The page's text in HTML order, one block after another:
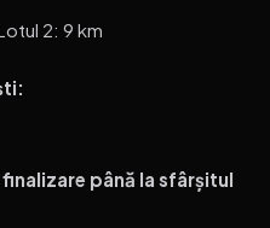
2: 9 km
până la sfârșitul